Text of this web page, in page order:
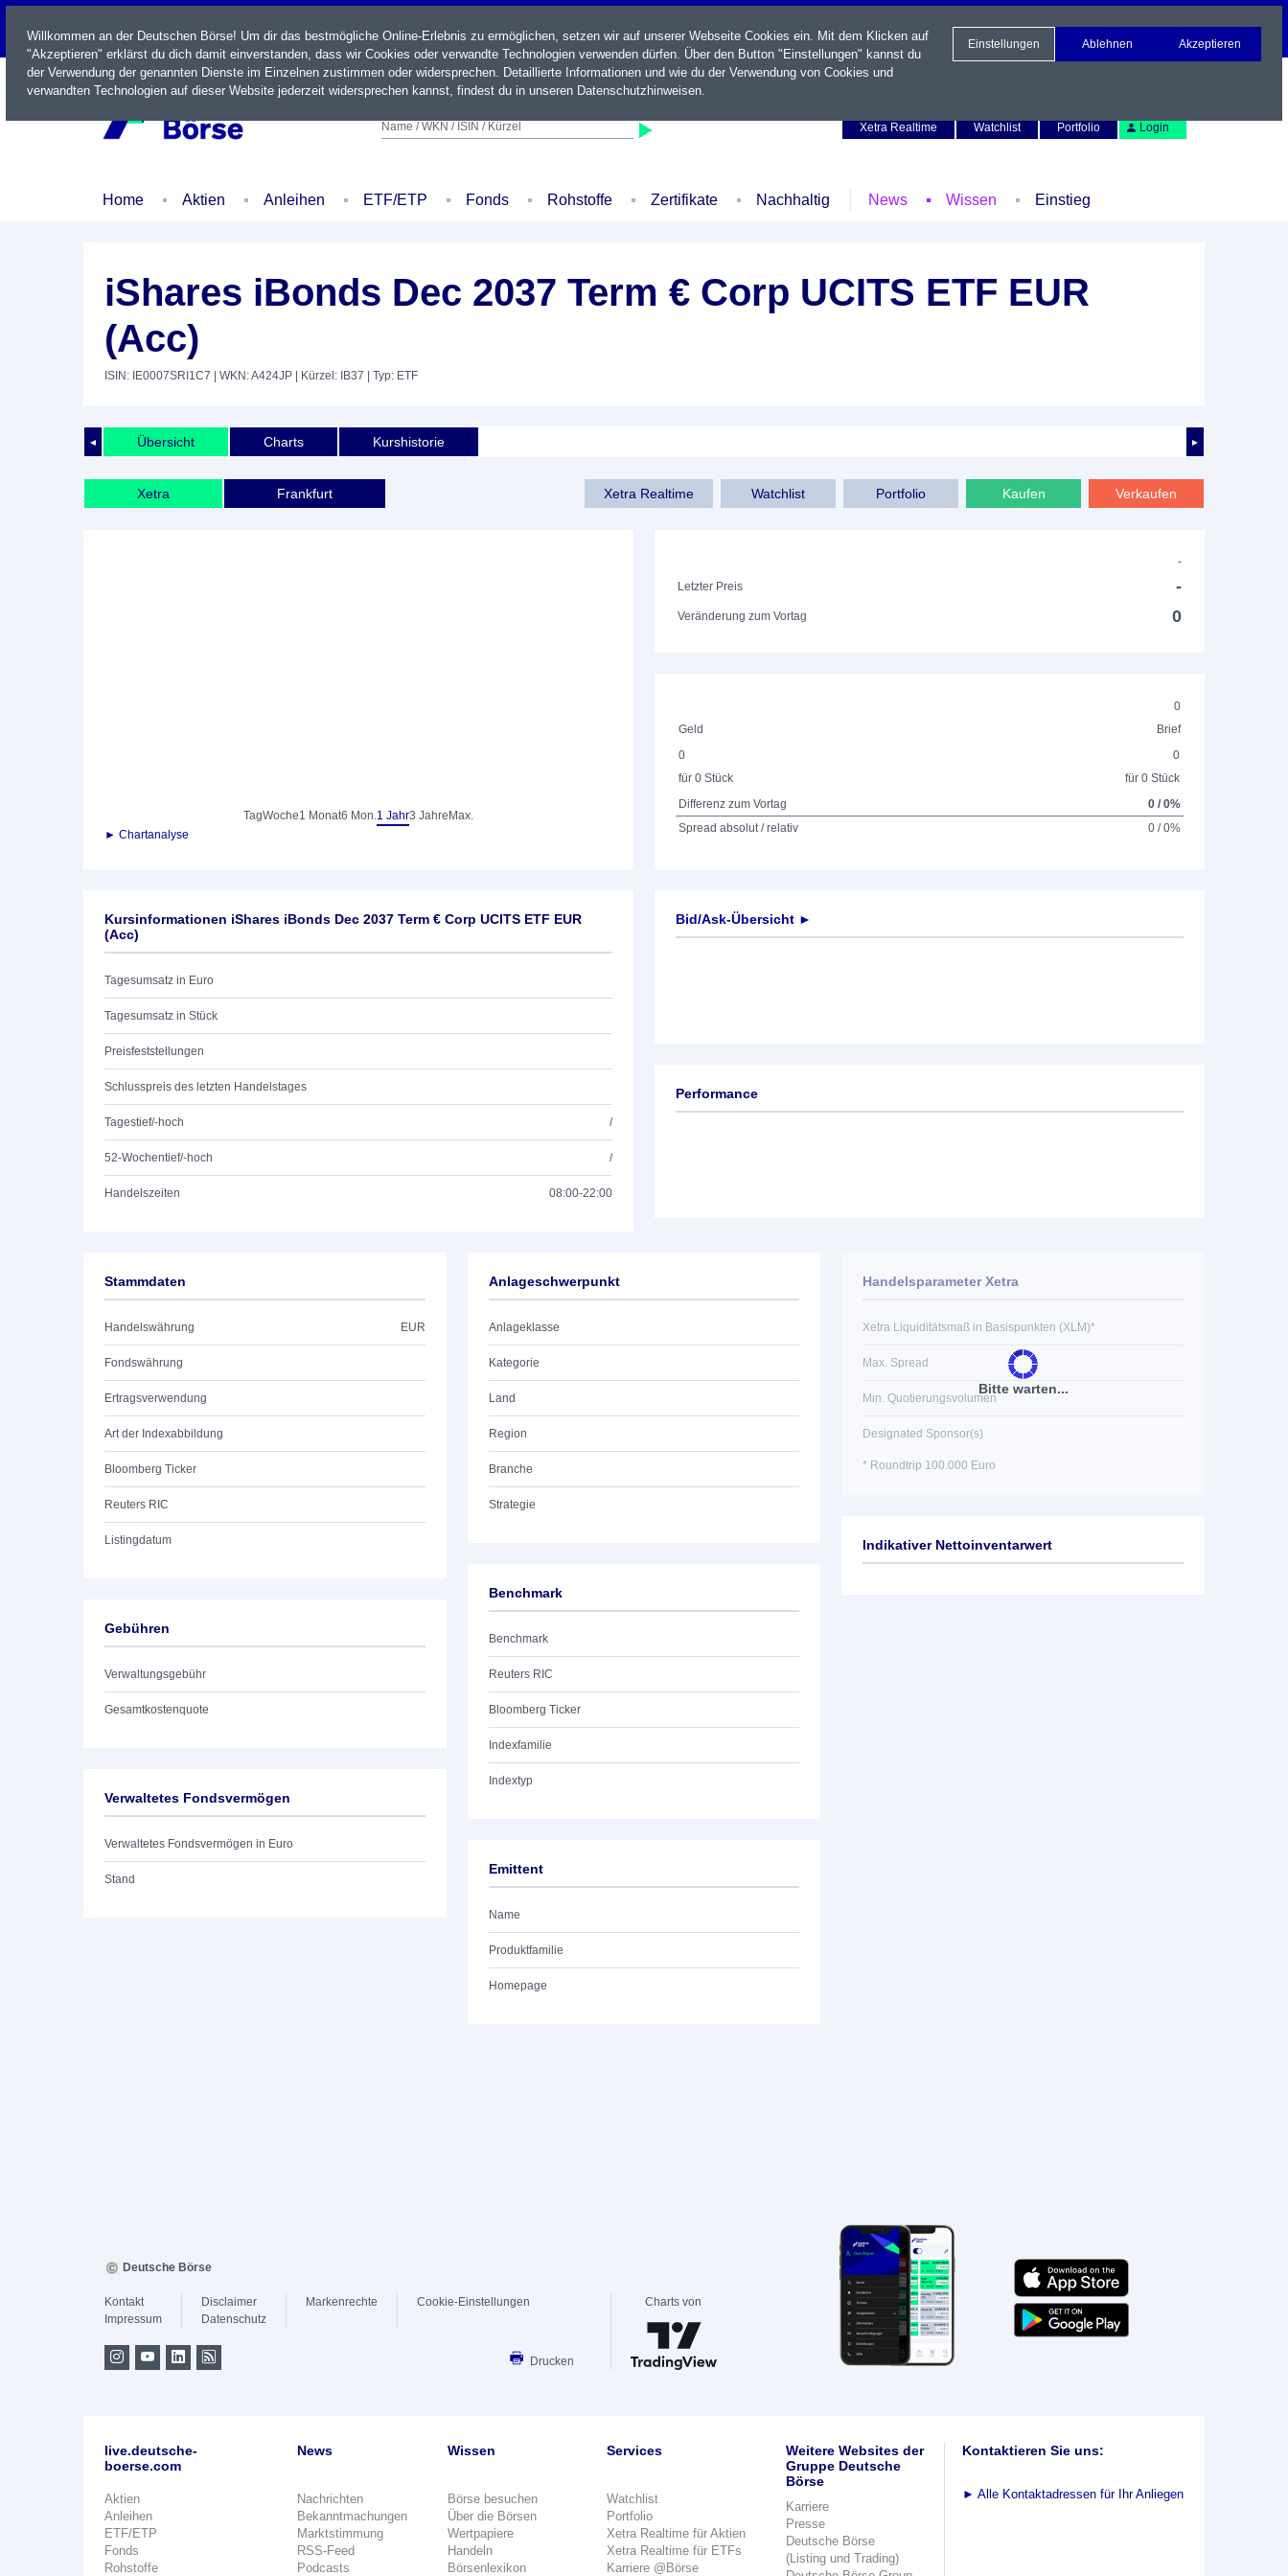
LIVE
Name / WKN / ISIN / Kürzel
Xetra Realtime
Watchlist Portfolio Login
Home Aktien Anleihen ETF/ETP Fonds Rohstoffe Zertifikate Nachhaltig News Wissen Einstieg
iShares iBonds Dec 2037 Term € Corp UCITS ETF EUR
(Acc)
ISIN: IE0007SRI1C7 | WKN: A424JP | Kürzel: IB37 | Typ: ETF
◄ ►
Übersicht Charts Kurshistorie
Xetra Frankfurt Xetra Realtime Watchlist Portfolio Kaufen Verkaufen
TagWoche1 Monat6 Mon.1 Jahr3 Jahre Max.
► Chartanalyse
-
Letzter Preis
-
Veränderung zum Vortag 0
0
Geld
Brief
0
für 0 Stück
0
für 0 Stück
Differenz zum Vortag
0 / 0%
Spread absolut / relativ
0 / 0%
Kursinformationen iShares iBonds Dec 2037 Term € Corp UCITS ETF EUR
(Acc)
Tagesumsatz in Euro
Tagesumsatz in Stück
Preisfeststellungen
Schlusspreis des letzten Handelstages
Tagestief/-hoch /
52-Wochentief/-hoch /
Handelszeiten 08:00-22:00
Bid/Ask-Übersicht ►
Performance
Stammdaten
Handelswährung EUR
Fondswährung
Ertragsverwendung
Art der Indexabbildung
Bloomberg Ticker
Reuters RIC
Listingdatum
Gebühren
Verwaltungsgebühr
Gesamtkostenquote
Verwaltetes Fondsvermögen
Verwaltetes Fondsvermögen in Euro
Stand
Anlageschwerpunkt
Anlageklasse
Kategorie
Land
Region
Branche
Strategie
Benchmark
Benchmark
Reuters RIC
Bloomberg Ticker
Indexfamilie
Indextyp
Emittent
Name
Produktfamilie
Homepage
Bitte warten...
Handelsparameter Xetra
Xetra Liquiditätsmaß in Basispunkten (XLM)*
Max. Spread
Min. Quotierungsvolumen
Designated Sponsor(s)
* Roundtrip 100.000 Euro
Indikativer Nettoinventarwert
Willkommen an der Deutschen Börse! Um dir das bestmögliche Online-Erlebnis zu ermöglichen, setzen wir auf unserer Webseite Cookies ein. Mit dem Klicken auf
"Akzeptieren" erklärst du dich damit einverstanden, dass wir Cookies oder verwandte Technologien verwenden dürfen. Über den Button "Einstellungen" kannst du
der Verwendung der genannten Dienste im Einzelnen zustimmen oder widersprechen. Detaillierte Informationen und wie du der Verwendung von Cookies und
verwandten Technologien auf dieser Website jederzeit widersprechen kannst, findest du in unseren Datenschutzhinweisen.
Einstellungen Ablehnen Akzeptieren
Deutsche Börse
Kontakt
Impressum
Disclaimer
Datenschutz
Markenrechte Cookie-Einstellungen
Drucken
Charts von
live.deutsche-
boerse.com
Aktien
Anleihen
ETF/ETP
Fonds
Rohstoffe
News
Nachrichten
Bekanntmachungen
Marktstimmung
RSS-Feed
Podcasts
Wissen
Börse besuchen
Über die Börsen
Wertpapiere
Handeln
Börsenlexikon
Services
Watchlist
Portfolio
Xetra Realtime für Aktien
Xetra Realtime für ETFs
Karriere @Börse
Weitere Websites der
Gruppe Deutsche
Börse
Karriere
Presse
Deutsche Börse
(Listing und Trading)
Kontaktieren Sie uns:
► Alle Kontaktadressen für Ihr Anliegen